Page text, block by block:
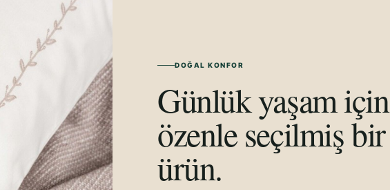
DOĞAL KONFOR
Günlük yaşam için
özenle seçilmiş bir
ürün.